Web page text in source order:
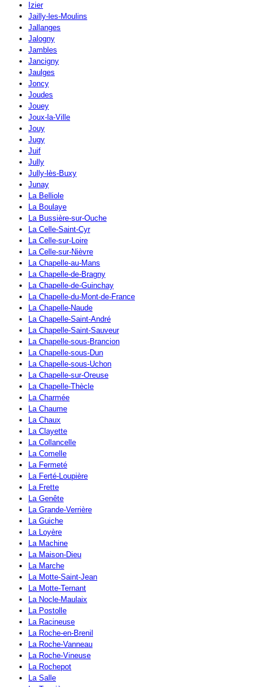
Izier
Jailly-les-Moulins
Jallanges
Jalogny
Jambles
Jancigny
Jaulges
Joncy
Joudes
Jouey
Joux-la-Ville
Jouy
Jugy
Juif
Jully
Jully-lès-Buxy
Junay
La Belliole
La Boulaye
La Bussière-sur-Ouche
La Celle-Saint-Cyr
La Celle-sur-Loire
La Celle-sur-Nièvre
La Chapelle-au-Mans
La Chapelle-de-Bragny
La Chapelle-de-Guinchay
La Chapelle-du-Mont-de-France
La Chapelle-Naude
La Chapelle-Saint-André
La Chapelle-Saint-Sauveur
La Chapelle-sous-Brancion
La Chapelle-sous-Dun
La Chapelle-sous-Uchon
La Chapelle-sur-Oreuse
La Chapelle-Thècle
La Charmée
La Chaume
La Chaux
La Clayette
La Collancelle
La Comelle
La Fermeté
La Ferté-Loupière
La Frette
La Genête
La Grande-Verrière
La Guiche
La Loyère
La Machine
La Maison-Dieu
La Marche
La Motte-Saint-Jean
La Motte-Ternant
La Nocle-Maulaix
La Postolle
La Racineuse
La Roche-en-Brenil
La Roche-Vanneau
La Roche-Vineuse
La Rochepot
La Salle